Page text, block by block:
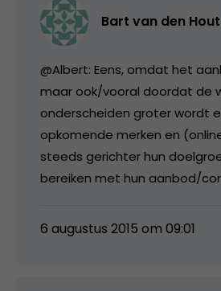
Bart van den Hout
@Albert: Eens, omdat het
maar ook/vooral doordat de
onderscheiden groter wordt
opkomende merken en
steeds gerichter hun
bereiken met hun aanbod/
6 augustus 2015 om 09:01